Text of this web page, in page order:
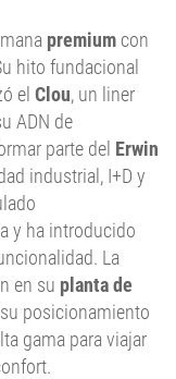
premium con
hito fundacional
el Clou, un liner
ADN de
parte del Erwin
industrial, I+D y
y ha introducido
La
en su planta de
posicionamiento
gama para viajar